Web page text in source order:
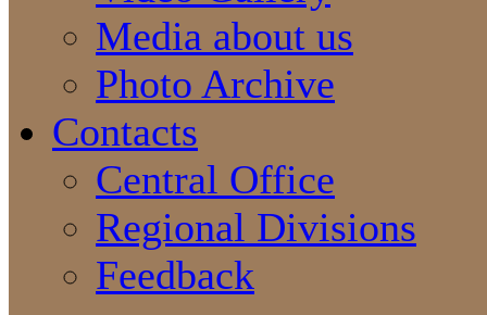
Media about us
Photo Archive
Contacts
Central Office
Regional Divisions
Feedback